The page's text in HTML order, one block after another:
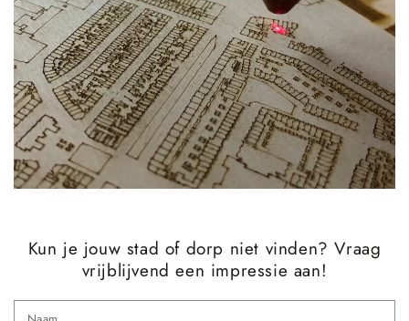
Kun je jouw stad of dorp niet vinden? Vraag
vrijblijvend een impressie aan!